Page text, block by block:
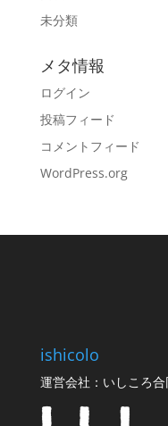
未分類
メタ情報
ログイン
投稿フィード
コメントフィード
WordPress.org
ishicolo
運営会社：いしころ